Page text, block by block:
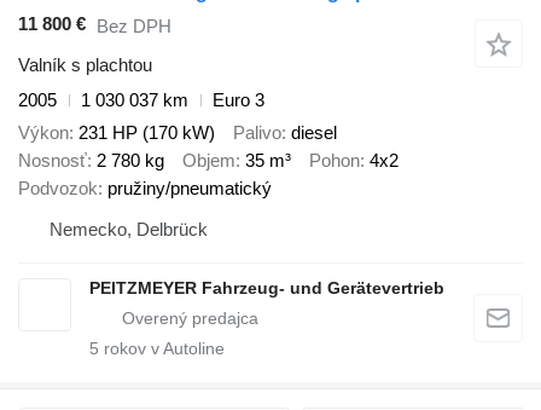
11 800 € Bez DPH
Valník s plachtou
2005
1 030 037 km
Euro 3
Výkon 231 HP (170 kW) Palivo diesel
Nosnosť 2 780 kg Objem 35 m³ Pohon 4x2
Podvozok pružiny/pneumatický
Nemecko, Delbrück
PEITZMEYER Fahrzeug- und Gerätevertrieb
5 rokov v Autoline